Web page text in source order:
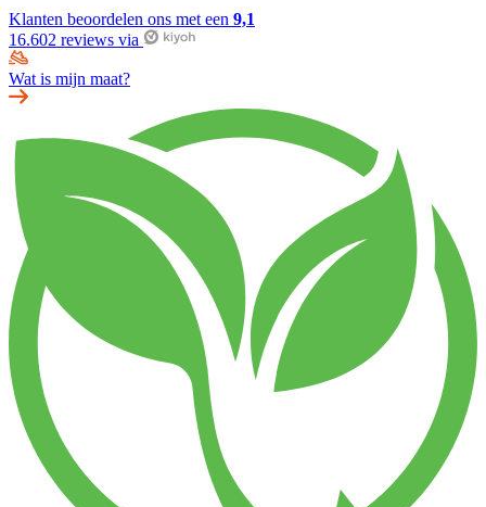
Klanten beoordelen ons met een 9,1
16.602 reviews via
Wat is mijn maat?